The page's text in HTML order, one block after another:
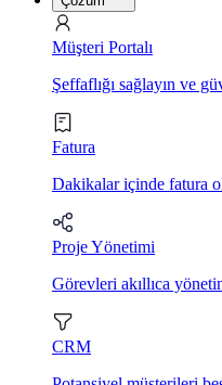
Müşteri Portalı
Şeffaflığı sağlayın ve
Fatura
Dakikalar içinde fatura
Proje Yönetimi
Görevleri akıllıca
CRM